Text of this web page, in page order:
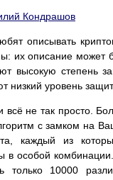
Кондрашов
описывать
их описание может
высокую степень
низкий уровень
всё не так просто.
с замком на
каждый из
в особой
только 10000